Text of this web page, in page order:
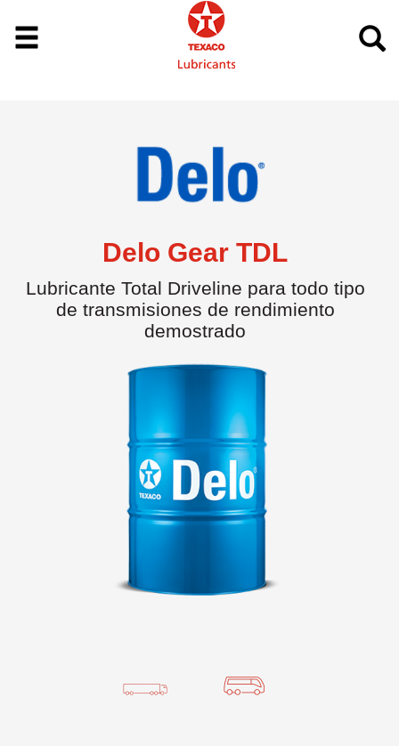
Delo Gear TDL
Lubricante Total Driveline para todo tipo
de transmisiones de rendimiento
demostrado